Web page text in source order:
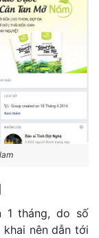
1 tháng, do số
nên dẫn tới